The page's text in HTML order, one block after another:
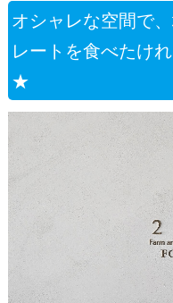
オシャレな空間で
レートを食べたけ
★